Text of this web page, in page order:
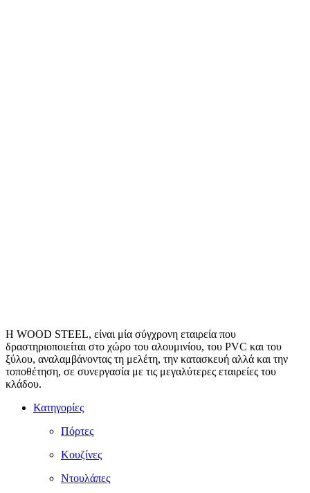
Η WOOD STEEL, είναι μία σύγχρονη εταιρεία που
δραστηριοποιείται στο χώρο του αλουμινίου, του PVC και του
ξύλου, αναλαμβάνοντας τη μελέτη, την κατασκευή αλλά και την
τοποθέτηση, σε συνεργασία με τις μεγαλύτερες εταιρείες του
κλάδου.
Κατηγορίες
Πόρτες
Κουζίνες
Ντουλάπες